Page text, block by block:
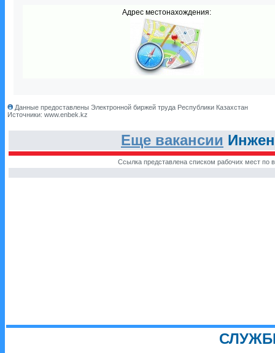
Адрес местонахождения:
Данные предоставлены Электронной биржей труда Республики Казахстан
Источники: www.enbek.kz
Еще вакансии
Ссылка представлена списком рабочих мест по